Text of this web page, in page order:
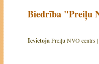
Biedrība "Preiļu
IevietojaPreiļu NVO centrs |